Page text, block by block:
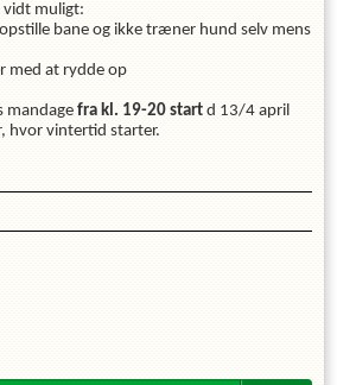
vidt muligt:
bane og ikke træner hund selv mens
med at rydde op
mandage fra kl. 19-20 start d 13/4 april
hvor vintertid starter.